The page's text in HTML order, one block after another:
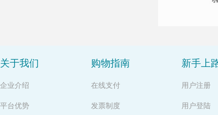
关于我们
企业介绍
平台优势
购物指南
在线支付
发票制度
新手上
用户注册
用户登陆